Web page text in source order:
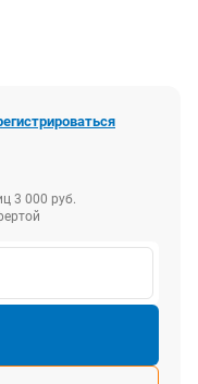
3 000 руб.